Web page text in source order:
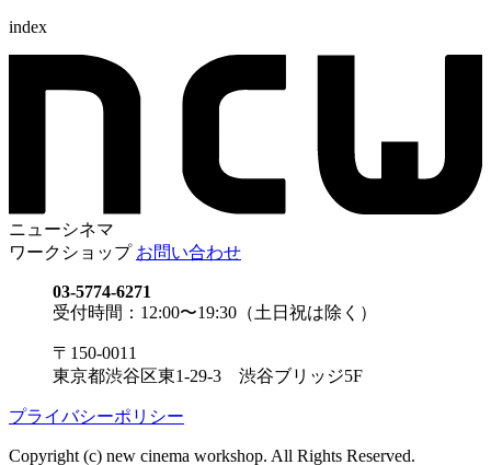
index
ニューシネマ
ワークショップ お問い合わせ
03-5774-6271
受付時間：12:00〜19:30（土日祝は除く）
〒150-0011
東京都渋谷区東1-29-3 渋谷ブリッジ5F
プライバシーポリシー
Copyright (c) new cinema workshop. All Rights Reserved.